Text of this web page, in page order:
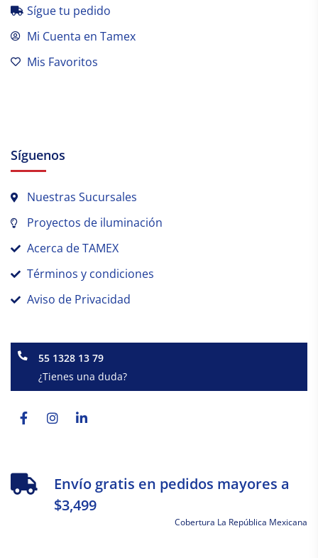
Sígue tu pedido
Mi Cuenta en Tamex
Mis Favoritos
Síguenos
Nuestras Sucursales
Proyectos de iluminación
Acerca de TAMEX
Términos y condiciones
Aviso de Privacidad
55 1328 13 79
¿Tienes una duda?
f
Envío gratis en pedidos mayores a
$3,499
Cobertura La República Mexicana